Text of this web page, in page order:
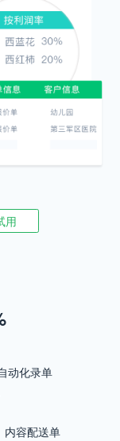
用
动化录单
内容配送单